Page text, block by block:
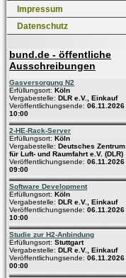
Impressum
Datenschutz
bund.de - öffentliche
Ausschreibungen
Gasversorgung N2
Erfüllungsort: Köln
Vergabestelle: DLR e.V., Einkauf
Veröffentlichungsende: 06.11.2026
10:00
2-HE-Rack-Server
Erfüllungsort: Köln
Vergabestelle: Deutsches Zentrum
für Luft- und Raumfahrt e.V. (DLR)
Veröffentlichungsende: 06.11.2026
09:00
Software Development
Erfüllungsort: Köln
Vergabestelle: DLR e.V., Einkauf
Veröffentlichungsende: 06.11.2026
10:00
Studie zur H2-Anbindung
Erfüllungsort: Stuttgart
Vergabestelle: DLR e.V., Einkauf
Veröffentlichungsende: 06.11.2026
00:00